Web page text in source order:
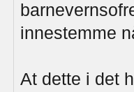
innestemme
At dette i det